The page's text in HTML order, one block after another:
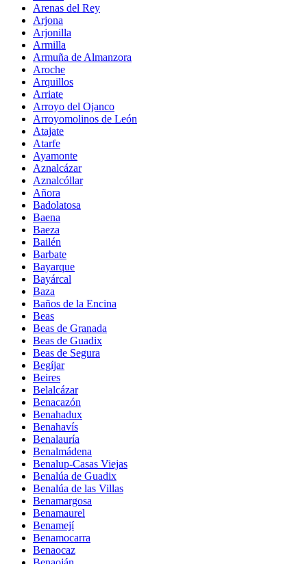
Arenas del Rey
Arjona
Arjonilla
Armilla
Armuña de Almanzora
Aroche
Arquillos
Arriate
Arroyo del Ojanco
Arroyomolinos de León
Atajate
Atarfe
Ayamonte
Aznalcázar
Aznalcóllar
Añora
Badolatosa
Baena
Baeza
Bailén
Barbate
Bayarque
Bayárcal
Baza
Baños de la Encina
Beas
Beas de Granada
Beas de Guadix
Beas de Segura
Begíjar
Beires
Belalcázar
Benacazón
Benahadux
Benahavís
Benalauría
Benalmádena
Benalup-Casas Viejas
Benalúa de Guadix
Benalúa de las Villas
Benamargosa
Benamaurel
Benamejí
Benamocarra
Benaocaz